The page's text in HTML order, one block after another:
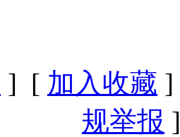
] [ 加入收藏
规举报